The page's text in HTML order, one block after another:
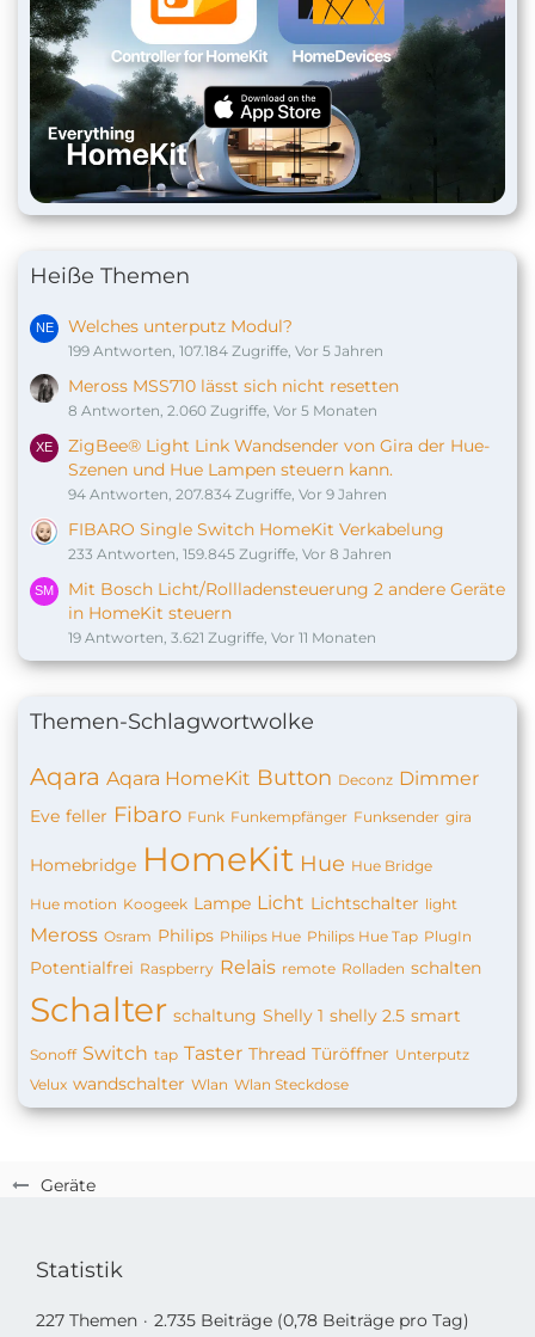
Geräte
Heiße Themen
Welches unterputz Modul?
199 Antworten, 107.184 Zugriffe, Vor 5 Jahren
Meross MSS710 lässt sich nicht resetten
8 Antworten, 2.060 Zugriffe, Vor 5 Monaten
ZigBee® Light Link Wandsender von Gira der Hue-
Szenen und Hue Lampen steuern kann.
94 Antworten, 207.834 Zugriffe, Vor 9 Jahren
FIBARO Single Switch HomeKit Verkabelung
233 Antworten, 159.845 Zugriffe, Vor 8 Jahren
Mit Bosch Licht/Rollladensteuerung 2 andere Geräte
in HomeKit steuern
19 Antworten, 3.621 Zugriffe, Vor 11 Monaten
Themen-Schlagwortwolke
Aqara Aqara HomeKit Button Deconz Dimmer
Eve feller Fibaro Funk Funkempfänger Funksender gira
Homebridge HomeKit Hue Hue Bridge
Hue motion Koogeek Lampe Licht Lichtschalter light
Meross Osram Philips Philips Hue Philips Hue Tap PlugIn
Potentialfrei Raspberry Relais remote Rolladen schalten
Schalter schaltung Shelly 1 shelly 2.5 smart
Sonoff Switch tap Taster Thread Türöffner Unterputz
Velux wandschalter Wlan Wlan Steckdose
Statistik
227 Themen 2.735 Beiträge (0,78 Beiträge pro Tag)